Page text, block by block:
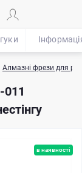
Алмазні фрези для
011
в наявності